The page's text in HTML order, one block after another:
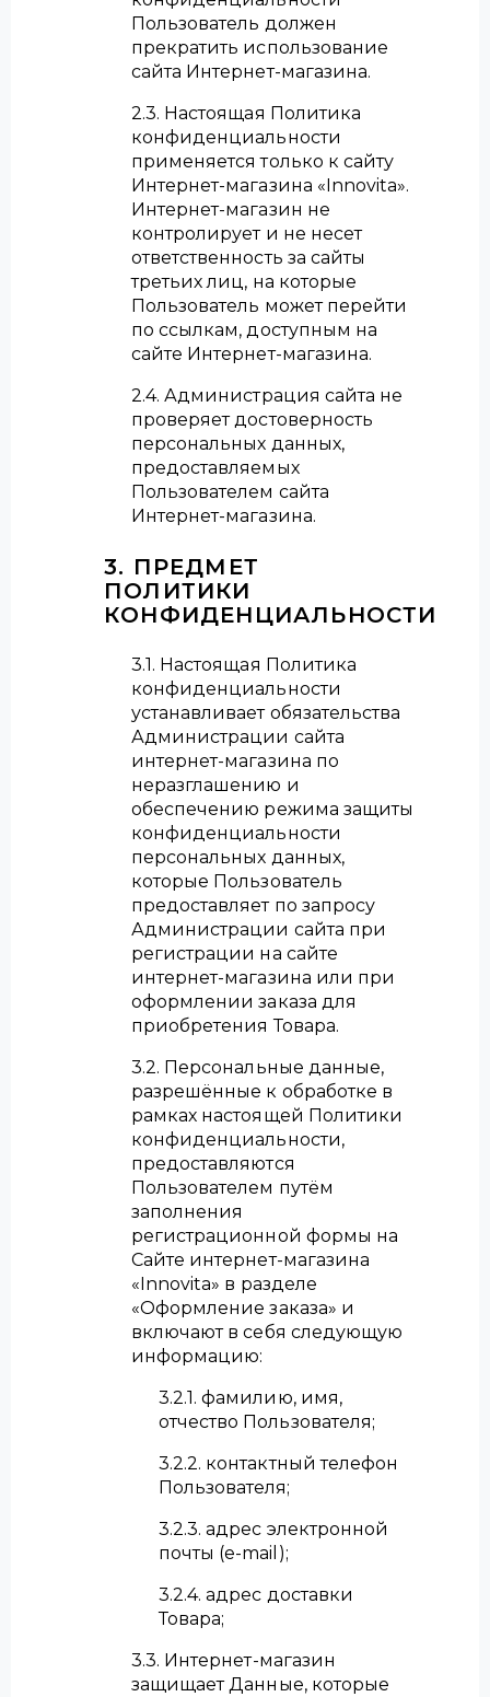
Пользователь должен
прекратить использование
сайта Интернет-магазина.
2.3. Настоящая Политика
конфиденциальности
применяется только к сайту
Интернет-магазина «Innovita».
Интернет-магазин не
контролирует и не несет
ответственность за сайты
третьих лиц, на которые
Пользователь может перейти
по ссылкам, доступным на
сайте Интернет-магазина.
2.4. Администрация сайта не
проверяет достоверность
персональных данных,
предоставляемых
Пользователем сайта
Интернет-магазина.
3. ПРЕДМЕТ
ПОЛИТИКИ
КОНФИДЕНЦИАЛЬНОСТИ
3.1. Настоящая Политика
конфиденциальности
устанавливает обязательства
Администрации сайта
интернет-магазина по
неразглашению и
обеспечению режима защиты
конфиденциальности
персональных данных,
которые Пользователь
предоставляет по запросу
Администрации сайта при
регистрации на сайте
интернет-магазина или при
оформлении заказа для
приобретения Товара.
3.2. Персональные данные,
разрешённые к обработке в
рамках настоящей Политики
конфиденциальности,
предоставляются
Пользователем путём
заполнения
регистрационной формы на
Сайте интернет-магазина
«Innovita» в разделе
«Оформление заказа» и
включают в себя следующую
информацию:
3.2.1. фамилию, имя,
отчество Пользователя;
3.2.2. контактный телефон
Пользователя;
3.2.3. адрес электронной
почты (e-mail);
3.2.4. адрес доставки
Товара;
3.3. Интернет-магазин
защищает Данные, которые